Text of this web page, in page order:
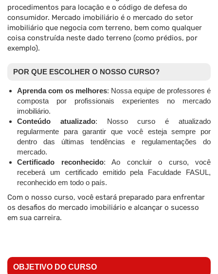
procedimentos para locação e o código de defesa do
consumidor. Mercado imobiliário é o mercado do setor
imobiliário que negocia com terreno, bem como qualquer
coisa construída neste dado terreno (como prédios, por
exemplo).
POR QUE ESCOLHER O NOSSO CURSO?
Aprenda com os melhores: Nossa equipe de professores é
composta por profissionais experientes no mercado
imobiliário.
Conteúdo atualizado: Nosso curso é atualizado
regularmente para garantir que você esteja sempre por
dentro das últimas tendências e regulamentações do
mercado.
Certificado reconhecido: Ao concluir o curso, você
receberá um certificado emitido pela Faculdade FASUL,
reconhecido em todo o país.
Com o nosso curso, você estará preparado para enfrentar
os desafios do mercado imobiliário e alcançar o sucesso
em sua carreira.
OBJETIVO DO CURSO